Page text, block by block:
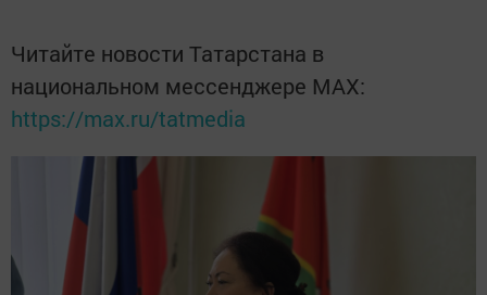
Читайте новости Татарстана в
национальном мессенджере MАХ:
https://max.ru/tatmedia